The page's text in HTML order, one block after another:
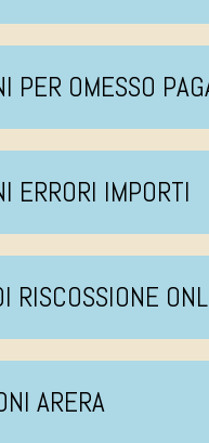
PER OMESSO
ERRORI IMPORTI
RISCOSSIONE
ARERA